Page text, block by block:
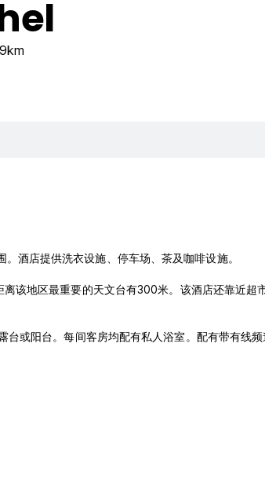
酒店提供洗衣设施、停车场、茶及咖啡设施。
该地区最重要的天文台有300米。该酒店还靠近超
或阳台。每间客房均配有私人浴室。配有带有线频